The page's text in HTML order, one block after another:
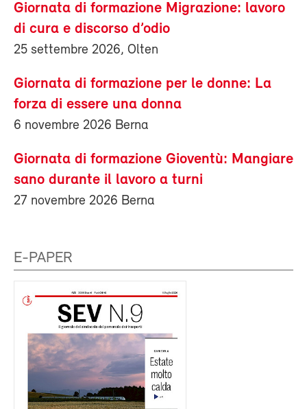
Giornata di formazione Migrazione: lavoro
di cura e discorso d’odio
25 settembre 2026, Olten
Giornata di formazione per le donne: La
forza di essere una donna
6 novembre 2026 Berna
Giornata di formazione Gioventù: Mangiare
sano durante il lavoro a turni
27 novembre 2026 Berna
E-PAPER